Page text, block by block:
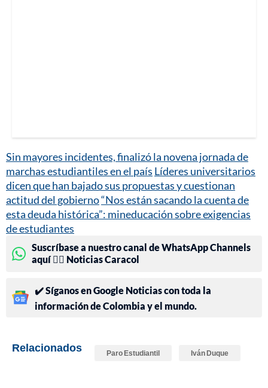
Sin mayores incidentes, finalizó la novena jornada de
marchas estudiantiles en el país Líderes universitarios
dicen que han bajado sus propuestas y cuestionan
actitud del gobierno“Nos están sacando la cuenta de
esta deuda histórica”: mineducación sobre exigencias
de estudiantes
Suscríbase a nuestro canal de WhatsApp Channels
aquí 👉🏻 Noticias Caracol
✔️ Síganos en Google Noticias con toda la
información de Colombia y el mundo.
Relacionados Paro Estudiantil Iván Duque